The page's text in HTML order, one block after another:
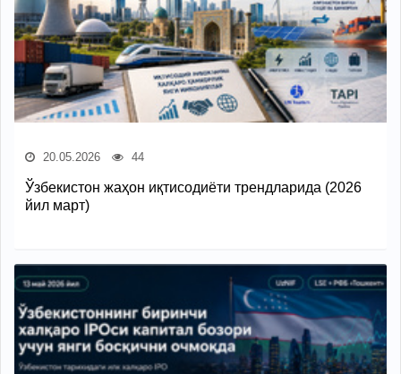
20.05.2026 44
Ўзбекистон жаҳон иқтисодиёти трендларида (2026
йил март)